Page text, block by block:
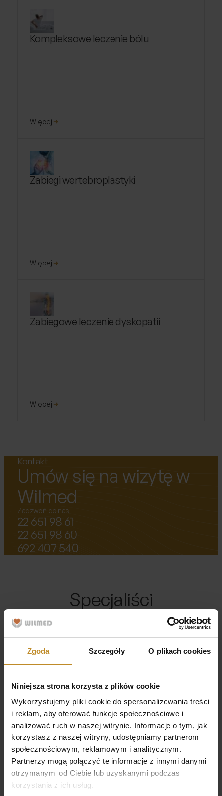
Zgoda Szczegóły O plikach cookies
Niniejsza strona korzysta z plików cookie
Wykorzystujemy pliki cookie do spersonalizowania treści
i reklam, aby oferować funkcje społecznościowe i
analizować ruch w naszej witrynie. Informacje o tym, jak
korzystasz z naszej witryny, udostępniamy partnerom
społecznościowym, reklamowym i analitycznym.
Partnerzy mogą połączyć te informacje z innymi danymi
otrzymanymi od Ciebie lub uzyskanymi podczas
korzystania z ich usług.
Kompleksowe leczenie bólu
Więcej
Zabiegi wertebroplastyki
Więcej
Zabiegowe leczenie dyskopatii
Więcej
Kontakt
Umów się na wizytę w
Wilmed
Zadzwoń do nas
22 651 98 61
22 651 98 60
692 407 540
Specjaliści